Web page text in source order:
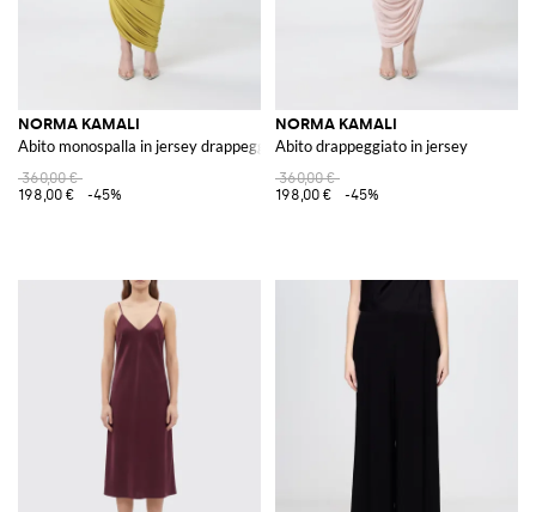
NORMA KAMALI
Abito monospalla in jersey drappeggiato
360,00 €
198,00 €
-45%
NORMA KAMALI
Abito drappeggiato in jersey
360,00 €
198,00 €
-45%